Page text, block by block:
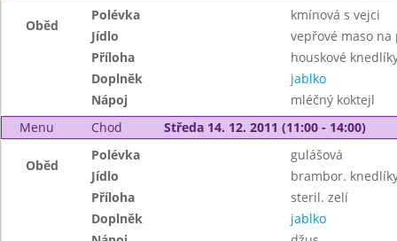
Oběd
Polévka
kmínová s vejci
Jídlo
vepřové maso na
Příloha
houskové
Doplněk
jablko
Nápoj
mléčný koktejl
Menu
Chod Středa 14. 12. 2011 (11:00 - 14:00)
Oběd
Polévka
gulášová
Jídlo
brambor.
Příloha
steril. zelí
Doplněk
jablko